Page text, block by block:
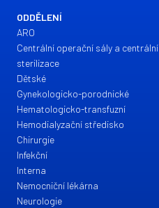
ODDĚLENÍ
ARO
Centrální operační sály a centrální
sterilizace
Dětské
Gynekologicko-porodnické
Hematologicko-transfuzní
Hemodialyzační středisko
Chirurgie
Infekční
Interna
Nemocniční lékárna
Neurologie